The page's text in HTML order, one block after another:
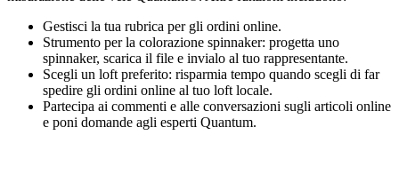
Gestisci la tua rubrica per gli ordini online.
Strumento per la colorazione spinnaker: progetta uno
spinnaker, scarica il file e invialo al tuo rappresentante.
Scegli un loft preferito: risparmia tempo quando scegli di far
spedire gli ordini online al tuo loft locale.
Partecipa ai commenti e alle conversazioni sugli articoli online
e poni domande agli esperti Quantum.